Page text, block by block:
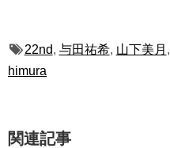
22nd, 与田祐希, 山下美月 ,
himura
関連記事